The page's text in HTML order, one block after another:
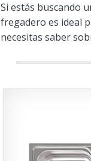
Si estás buscando
fregadero es ideal
necesitas saber